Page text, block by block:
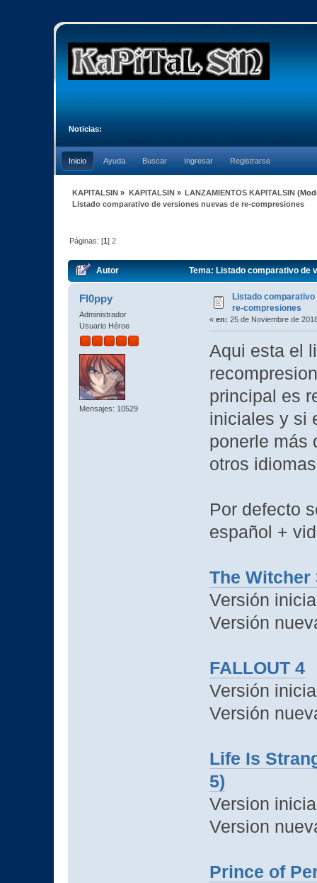
Noticias:
Inicio Ayuda Buscar Ingresar Registrarse
KAPITALSIN » KAPITALSIN» LANZAMIENTOS KAPITALSIN
Listado comparativo de versiones nuevas de re-compresiones
Páginas: [1]2
Autor Tema: Listado comparativo de
Fl0ppy
Administrador
Usuario Héroe
Mensajes: 10529
Listado
re-compresiones
« en: 25 de Noviembre de
Aqui esta el
principal es
iniciales y si
ponerle más
otros
Por defecto
español +
The Witcher
Versión
Versión
FALLOUT 4
Versión
Versión
Life Is
5)
Version
Version
Prince of